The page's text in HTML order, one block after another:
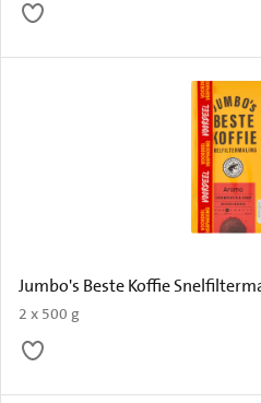
Jumbo's Beste Koffie
2 x 500 g